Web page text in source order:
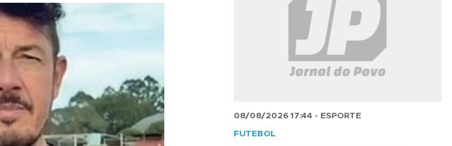
08/08/2026 17:44 - ESPORTE
FUTEBOL